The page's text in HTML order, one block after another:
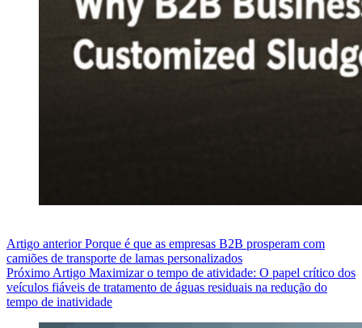
Artigo anteriorPorque é que as empresas B2B prosperam com
camiões de transporte de lamas personalizados
Próximo Artigo Maximizar o tempo de atividade: O papel crítico dos
veículos fiáveis de tratamento de águas residuais na redução do
tempo de inatividade